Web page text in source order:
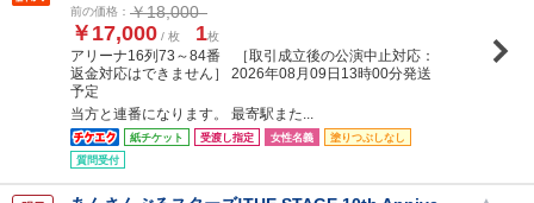
前の価格： ￥18,000
￥17,000 / 枚 1枚
アリーナ16列73～84番 ［取引成立後の公演中止対応：
返金対応はできません］ 2026年08月09日13時00分発送
予定
当方と連番になります。 最寄駅また...
紙チケット 受渡し指定 女性名義
塗りつぶしなし
質問受付